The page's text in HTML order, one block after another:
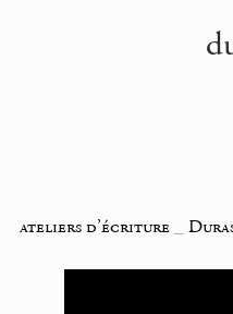
ateliers d’écriture_